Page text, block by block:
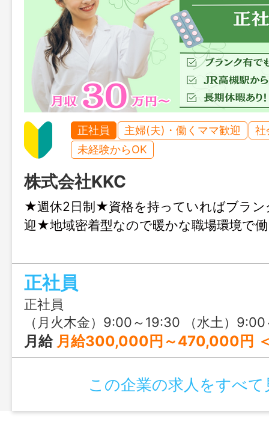
正社員 主婦(夫)・働くママ歓迎
社
未経験からOK
株式会社KKC
★週休2日制★資格を持っていればブラン
迎★地域密着型なので暖かな職場環境で
正社員
正社員
（月火木金）9:00～19:30 （水土）9:00～13:00 ※上記時間内にて週40時
月給 月給300,000円～470,000円 ＜給与内訳＞ ・基本給 180,000円～ ・職務手当 60,000円 ・薬剤師手当 60,000円
この企業の求人をすべて